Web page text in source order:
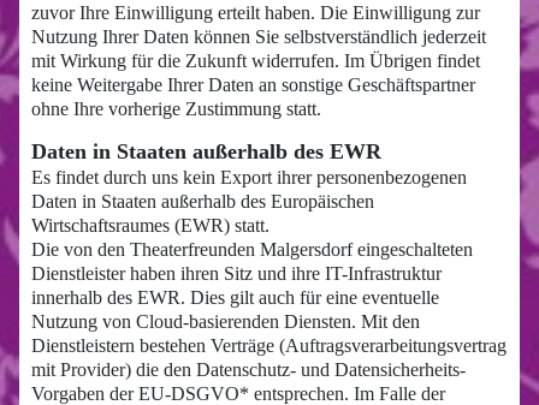
zuvor Ihre Einwilligung erteilt haben. Die Einwilligung zur
Nutzung Ihrer Daten können Sie selbstverständlich jederzeit
mit Wirkung für die Zukunft widerrufen. Im Übrigen findet
keine Weitergabe Ihrer Daten an sonstige Geschäftspartner
ohne Ihre vorherige Zustimmung statt.
Daten in Staaten außerhalb des EWR
Es findet durch uns kein Export ihrer personenbezogenen
Daten in Staaten außerhalb des Europäischen
Wirtschaftsraumes (EWR) statt.
Die von den Theaterfreunden Malgersdorf eingeschalteten
Dienstleister haben ihren Sitz und ihre IT-Infrastruktur
innerhalb des EWR. Dies gilt auch für eine eventuelle
Nutzung von Cloud-basierenden Diensten. Mit den
Dienstleistern bestehen Verträge (Auftragsverarbeitungsvertrag
mit Provider) die den Datenschutz- und Datensicherheits-
Vorgaben der EU-DSGVO* entsprechen. Im Falle der